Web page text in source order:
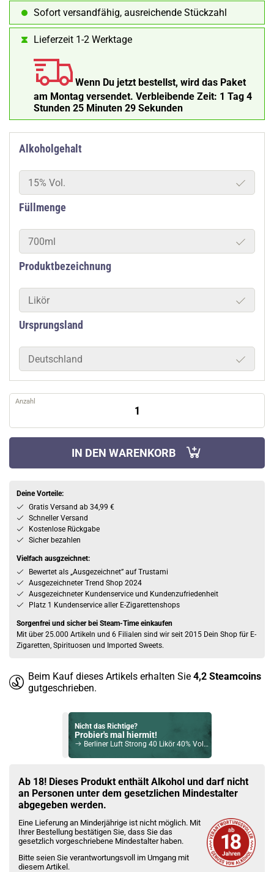
Sofort versandfähig, ausreichende Stückzahl
Lieferzeit 1-2 Werktage
Wenn Du jetzt bestellst, wird das Paket
am Montag versendet. Verbleibende Zeit: 1 Tag 4
Stunden 25 Minuten 28 Sekunden
Alkoholgehalt
15% Vol.
Füllmenge
700ml
Produktbezeichnung
Likör
Ursprungsland
Deutschland
Anzahl
IN DEN WARENKORB
Deine Vorteile:
Gratis Versand ab 34,99 €
Schneller Versand
Kostenlose Rückgabe
Sicher bezahlen
Vielfach ausgzeichnet:
Bewertet als „Ausgezeichnet” auf Trustami
Ausgezeichneter Trend Shop 2024
Ausgezeichneter Kundenservice und Kundenzufriedenheit
Platz 1 Kundenservice aller E-Zigarettenshops
Sorgenfrei und sicher bei Steam-Time einkaufen
Mit über 25.000 Artikeln und 6 Filialen sind wir seit 2015 Dein Shop für E-
Zigaretten, Spirituosen und Imported Sweets.
Beim Kauf dieses Artikels erhalten Sie 4,2 Steamcoins
gutgeschrieben.
Nicht das Richtige?
Probier's mal hiermit!
Berliner Luft Strong 40 Likör 40% Vol. 700ml
Check das mal!
Balvenie 12 Jahre Golden Cask Single Malt Scotch Whisky 43% Vol. 700ml
Du willst Kröten sparen?
Schau mal hier!
Ijoy Luna 1,4ml 350mAh Pod System Kit Grün
Ab 18! Dieses Produkt enthält Alkohol und darf nicht
an Personen unter dem gesetzlichen Mindestalter
abgegeben werden.
Eine Lieferung an Minderjährige ist nicht möglich. Mit
Ihrer Bestellung bestätigen Sie, dass Sie das
gesetzlich vorgeschriebene Mindestalter haben.
Bitte seien Sie verantwortungsvoll im Umgang mit
diesem Artikel.